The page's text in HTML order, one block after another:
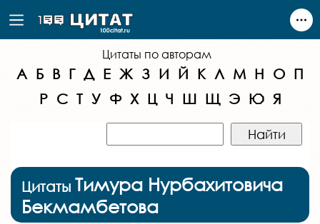
Цитаты по авторам
А Б В Г Д Е Ж З И Й К Л М Н О П
Р С Т У Ф Х Ц Ч Ш Щ Э Ю Я
Цитаты Тимура Нурбахитовича
Бекмамбетова